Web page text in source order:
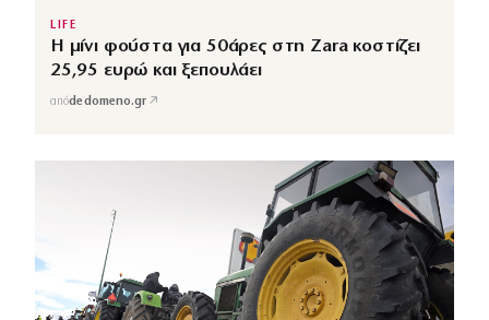
LIFE
Η μίνι φούστα για 50άρες στη Zara κοστίζει
25,95 ευρώ και ξεπουλάει
απόdedomeno.gr ↗